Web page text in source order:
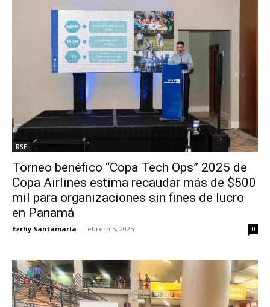
RSE
Torneo benéfico “Copa Tech Ops” 2025 de
Copa Airlines estima recaudar más de $500
mil para organizaciones sin fines de lucro
en Panamá
Ezrhy Santamaría - febrero 5, 2025 0